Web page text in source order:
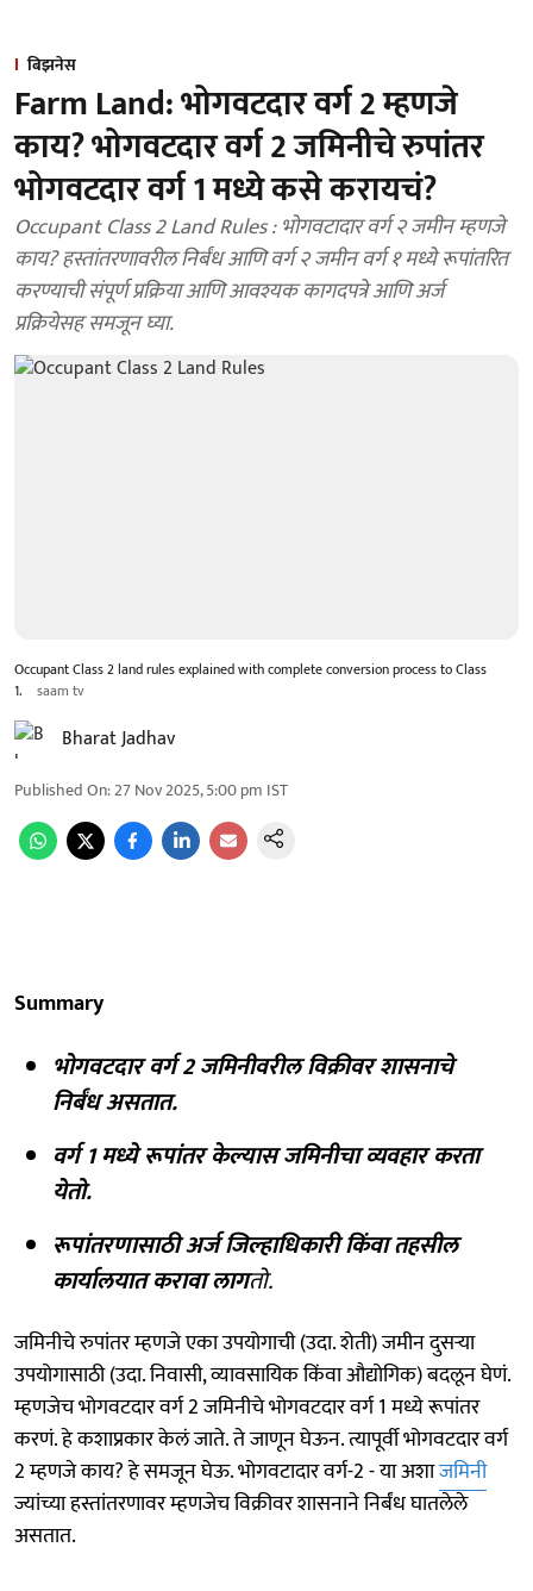
बिझनेस
Farm Land: भोगवटदार वर्ग 2 म्हणजे
काय? भोगवटदार वर्ग 2 जमिनीचे रुपांतर
भोगवटदार वर्ग 1 मध्ये कसे करायचं?
Occupant Class 2 Land Rules : भोगवटादार वर्ग २ जमीन म्हणजे
काय? हस्तांतरणावरील निर्बंध आणि वर्ग २ जमीन वर्ग १ मध्ये रूपांतरित
करण्याची संपूर्ण प्रक्रिया आणि आवश्यक कागदपत्रे आणि अर्ज
प्रक्रियेसह समजून घ्या.
Occupant Class 2 land rules explained with complete conversion process to Class
1.
saam tv
Bharat Jadhav
Published On:27 Nov 2025, 5:00 pm IST
Summary
भोगवटदार वर्ग 2 जमिनीवरील विक्रीवर शासनाचे
निर्बंध असतात.
वर्ग 1 मध्ये रूपांतर केल्यास जमिनीचा व्यवहार करता
येतो.
रूपांतरणासाठी अर्ज जिल्हाधिकारी किंवा तहसील
कार्यालयात करावा लागतो.
जमिनीचे रुपांतर म्हणजे एका उपयोगाची (उदा. शेती) जमीन दुसऱ्या
उपयोगासाठी (उदा. निवासी, व्यावसायिक किंवा औद्योगिक) बदलून घेणं.
म्हणजेच भोगवटदार वर्ग 2 जमिनीचे भोगवटदार वर्ग 1 मध्ये रूपांतर
करणं. हे कशाप्रकार केलं जाते. ते जाणून घेऊन. त्यापूर्वी भोगवटदार वर्ग
2 म्हणजे काय? हे समजून घेऊ. भोगवटादार वर्ग-2 - या अशाजमिनी
ज्यांच्या हस्तांतरणावर म्हणजेच विक्रीवर शासनाने निर्बंध घातलेले
असतात.